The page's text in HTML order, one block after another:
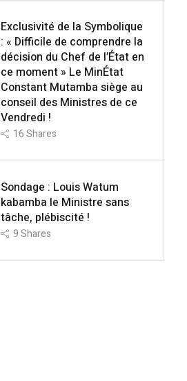
Exclusivité de la Symbolique
: « Difficile de comprendre la
décision du Chef de l’État en
ce moment » Le MinÉtat
Constant Mutamba siège au
conseil des Ministres de ce
Vendredi !
16Shares
Sondage : Louis Watum
kabamba le Ministre sans
tâche, plébiscité !
9Shares